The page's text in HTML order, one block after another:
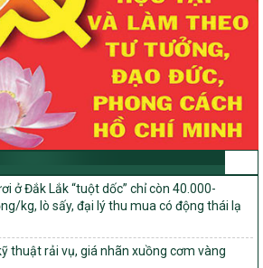
TT-BNNMT
thực hiện một số nội dung Chương trình
dựng nông thôn mới, giảm nghèo bền
tế – xã hội vùng đồng bào dân tộc thiểu
2026-2030 thuộc phạm vi quản lý nhà
và Môi trường
QĐ-TTg
tiêu chí và quy trình đánh giá, phân hạng
phẩm
tự, thủ tục, hồ sơ xét, công nhận, công bố
nhận xã đạt chuẩn nông thôn mới, xã
đại và tỉnh, thành phố hoàn thành nhiệm
mới giai đoạn 2026 – 2030
ở Đắk Lắk “tuột dốc” chỉ còn 40.000-
kg, lò sấy, đại lý thu mua có động thái lạ
thuật rải vụ, giá nhãn xuồng cơm vàng